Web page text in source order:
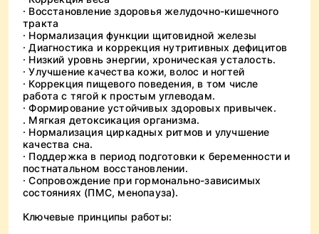
· Восстановление здоровья желудочно-кишечного
тракта
· Нормализация функции щитовидной железы
· Диагностика и коррекция нутритивных дефицитов
· Низкий уровнь энергии, хроническая усталость.
· Улучшение качества кожи, волос и ногтей
· Коррекция пищевого поведения, в том числе
работа с тягой к простым углеводам.
· Формирование устойчивых здоровых привычек.
. Мягкая детоксикация организма.
· Нормализация циркадных ритмов и улучшение
качества сна.
· Поддержка в период подготовки к беременности и
постнатальном восстановлении.
· Сопровождение при гормонально-зависимых
состояниях (ПМС, менопауза).
Ключевые принципы работы: